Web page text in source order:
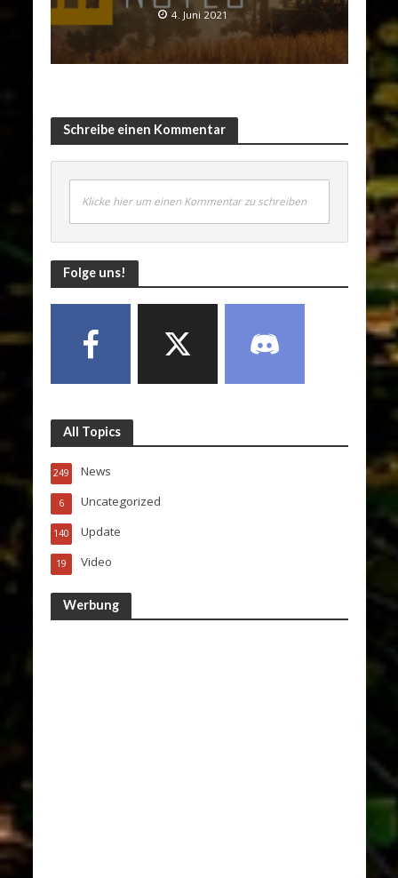
4. Juni 2021
Schreibe einen Kommentar
Klicke hier um einen Kommentar zu schreiben
Folge uns!
All Topics
News
249
Uncategorized
6
Update
140
Video
19
Werbung